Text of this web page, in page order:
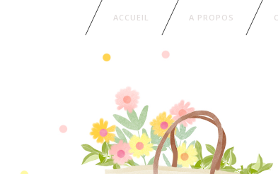
ACCUEIL A PROPOS